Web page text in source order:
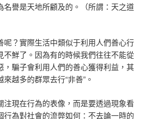
名譽是天地所顧及的。（所謂：天之道
呢？實際生活中類似于利用人們善心行
不鮮了。因為有的時候我們往往不能從
，騙子會利用人們的善心獲得利益，其
越多的群眾去行“非善”。
注現在行為的表像，而是要透過現象看
行為對社會的流弊如何：不去論一時的